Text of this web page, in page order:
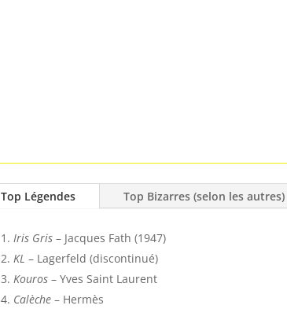
Top Légendes Top Bizarres (selon les autres)
Iris Gris – Jacques Fath (1947)
KL – Lagerfeld (discontinué)
Kouros – Yves Saint Laurent
Calèche – Hermès